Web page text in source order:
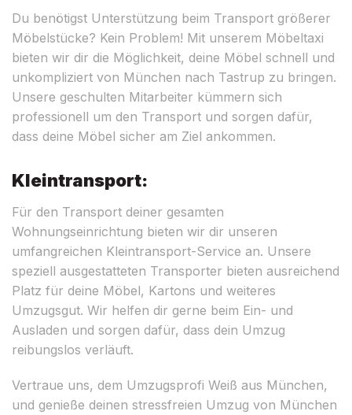
Du benötigst Unterstützung beim Transport größerer
Möbelstücke? Kein Problem! Mit unserem Möbeltaxi
bieten wir dir die Möglichkeit, deine Möbel schnell und
unkompliziert von München nach Tastrup zu bringen.
Unsere geschulten Mitarbeiter kümmern sich
professionell um den Transport und sorgen dafür,
dass deine Möbel sicher am Ziel ankommen.
Kleintransport:
Für den Transport deiner gesamten
Wohnungseinrichtung bieten wir dir unseren
umfangreichen Kleintransport-Service an. Unsere
speziell ausgestatteten Transporter bieten ausreichend
Platz für deine Möbel, Kartons und weiteres
Umzugsgut. Wir helfen dir gerne beim Ein- und
Ausladen und sorgen dafür, dass dein Umzug
reibungslos verläuft.
Vertraue uns, dem Umzugsprofi Weiß aus München,
und genieße deinen stressfreien Umzug von München